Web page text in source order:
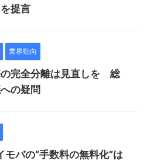
提言
業界動向
完全分離は見直しを 総
の疑問
モバの“手数料の無料化”は